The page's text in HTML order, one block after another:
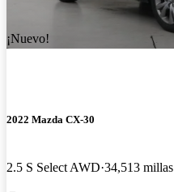
¡Nuevo!
2022 Mazda CX-30
2.5 S Select AWD 34,513 millas